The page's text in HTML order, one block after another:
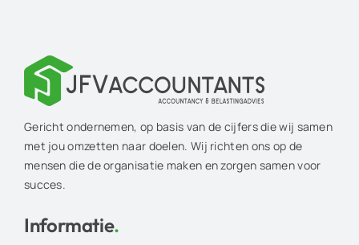
Gericht ondernemen, op basis van de cijfers die wij samen
met jou omzetten naar doelen. Wij richten ons op de
mensen die de organisatie maken en zorgen samen voor
succes.
Informatie.